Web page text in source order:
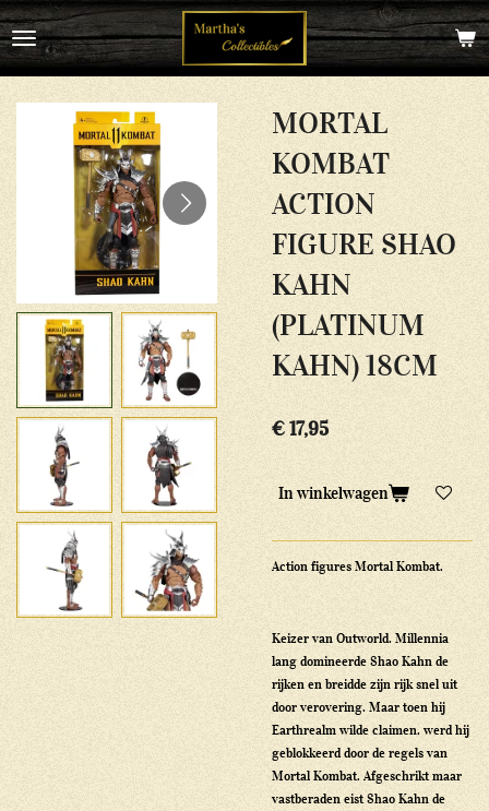
Ga
direct
naar
hoofdinhoud
MORTAL
KOMBAT
ACTION
FIGURE SHAO
KAHN
(PLATINUM
KAHN) 18CM
€ 17,95
In winkelwagen
Action figures Mortal Kombat.
Keizer van Outworld. Millennia
lang domineerde Shao Kahn de
rijken en breidde zijn rijk snel uit
door verovering. Maar toen hij
Earthrealm wilde claimen, werd hij
geblokkeerd door de regels van
Mortal Kombat. Afgeschrikt maar
vastberaden eist Shao Kahn de